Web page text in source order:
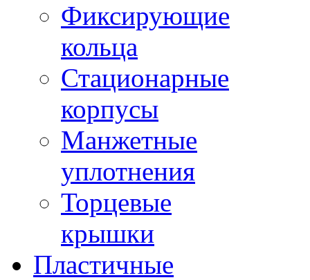
Фиксирующие
кольца
Стационарные
корпусы
Манжетные
уплотнения
Торцевые
крышки
Пластичные